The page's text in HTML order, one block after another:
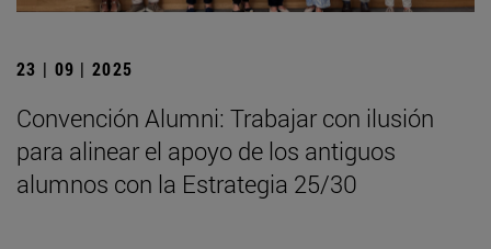
23 | 09 | 2025
Convención Alumni: Trabajar con ilusión
para alinear el apoyo de los antiguos
alumnos con la Estrategia 25/30